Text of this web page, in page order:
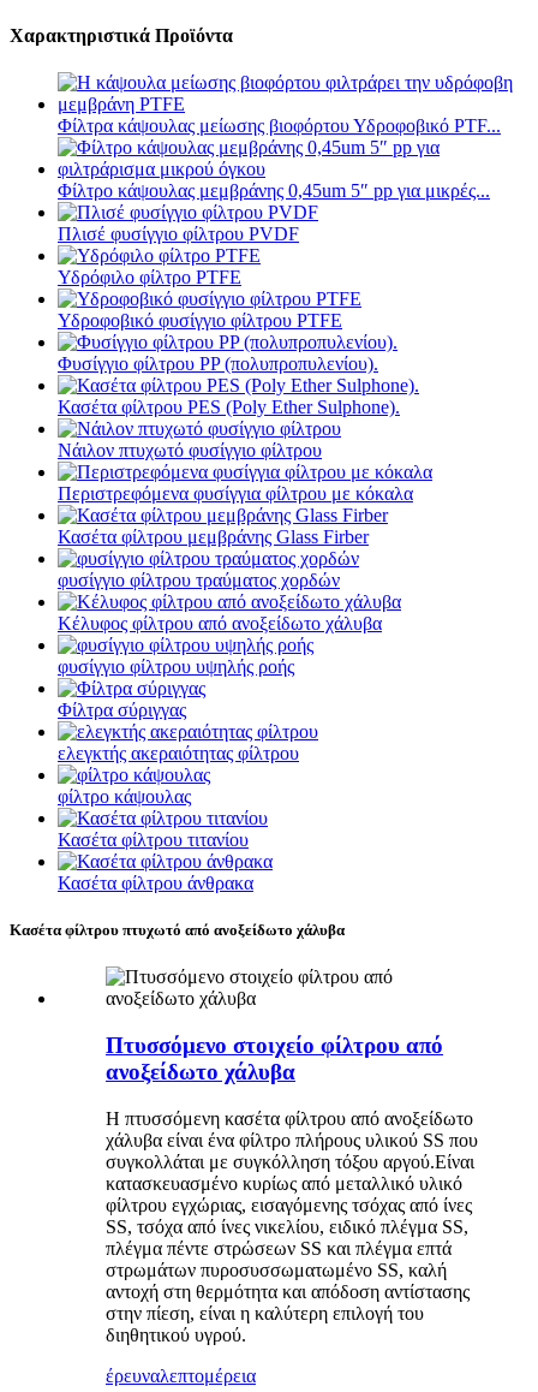
Χαρακτηριστικά Προϊόντα
Φίλτρα κάψουλας μείωσης βιοφόρτου Υδροφοβικό PTF...
Φίλτρο κάψουλας μεμβράνης 0,45um 5″ pp για μικρές...
Πλισέ φυσίγγιο φίλτρου PVDF
Υδρόφιλο φίλτρο PTFE
Υδροφοβικό φυσίγγιο φίλτρου PTFE
Φυσίγγιο φίλτρου PP (πολυπροπυλενίου).
Κασέτα φίλτρου PES (Poly Ether Sulphone).
Νάιλον πτυχωτό φυσίγγιο φίλτρου
Περιστρεφόμενα φυσίγγια φίλτρου με κόκαλα
Κασέτα φίλτρου μεμβράνης Glass Firber
φυσίγγιο φίλτρου τραύματος χορδών
Κέλυφος φίλτρου από ανοξείδωτο χάλυβα
φυσίγγιο φίλτρου υψηλής ροής
Φίλτρα σύριγγας
ελεγκτής ακεραιότητας φίλτρου
φίλτρο κάψουλας
Κασέτα φίλτρου τιτανίου
Κασέτα φίλτρου άνθρακα
Κασέτα φίλτρου πτυχωτό από ανοξείδωτο χάλυβα
Πτυσσόμενο στοιχείο φίλτρου από
ανοξείδωτο χάλυβα
Η πτυσσόμενη κασέτα φίλτρου από ανοξείδωτο
χάλυβα είναι ένα φίλτρο πλήρους υλικού SS που
συγκολλάται με συγκόλληση τόξου αργού.Είναι
κατασκευασμένο κυρίως από μεταλλικό υλικό
φίλτρου εγχώριας, εισαγόμενης τσόχας από ίνες
SS, τσόχα από ίνες νικελίου, ειδικό πλέγμα SS,
πλέγμα πέντε στρώσεων SS και πλέγμα επτά
στρωμάτων πυροσυσσωματωμένο SS, καλή
αντοχή στη θερμότητα και απόδοση αντίστασης
στην πίεση, είναι η καλύτερη επιλογή του
διηθητικού υγρού.
έρευναλεπτομέρεια